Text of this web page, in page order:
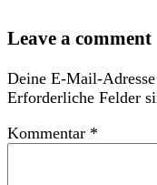
Leave a comment
Deine E-Mail-
Erforderliche Felder
Kommentar *